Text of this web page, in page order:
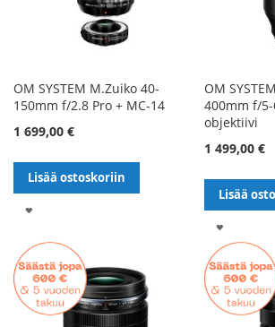
OM SYSTEM M.Zuiko 40-
150mm f/2.8 Pro + MC-14
1 699,00 €
Lisää ostoskoriin
TOIVELISTALLE
OM
400mm f/5-
objektiivi
1 499,00 €
Lisää